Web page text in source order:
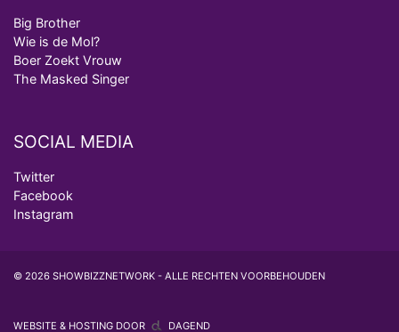
Big Brother
Wie is de Mol?
Boer Zoekt Vrouw
The Masked Singer
SOCIAL MEDIA
Twitter
Facebook
Instagram
© 2026 SHOWBIZZNETWORK - ALLE RECHTEN VOORBEHOUDEN
WEBSITE & HOSTING DOOR DAGEND